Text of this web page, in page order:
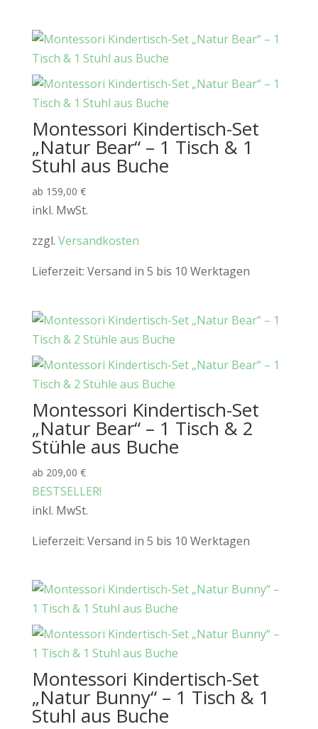
Montessori Kindertisch-Set
„Natur Bear“ – 1 Tisch & 1
Stuhl aus Buche
ab 159,00 €
inkl. MwSt.
zzgl. Versandkosten
Lieferzeit: Versand in 5 bis 10 Werktagen
Montessori Kindertisch-Set
„Natur Bear“ – 1 Tisch & 2
Stühle aus Buche
ab 209,00 €
BESTSELLER!
inkl. MwSt.
Lieferzeit: Versand in 5 bis 10 Werktagen
Montessori Kindertisch-Set
„Natur Bunny“ – 1 Tisch & 1
Stuhl aus Buche